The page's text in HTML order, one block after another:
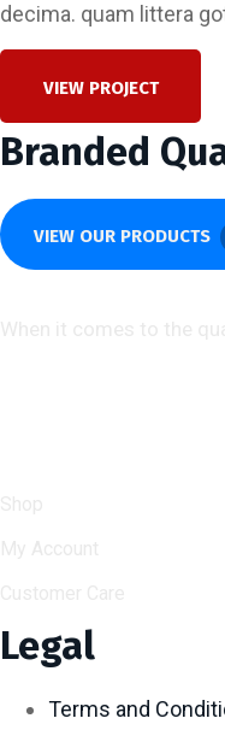
decima. quam littera
VIEW PROJECT
Branded
VIEW OUR PRODUCTS
Legal
Terms and